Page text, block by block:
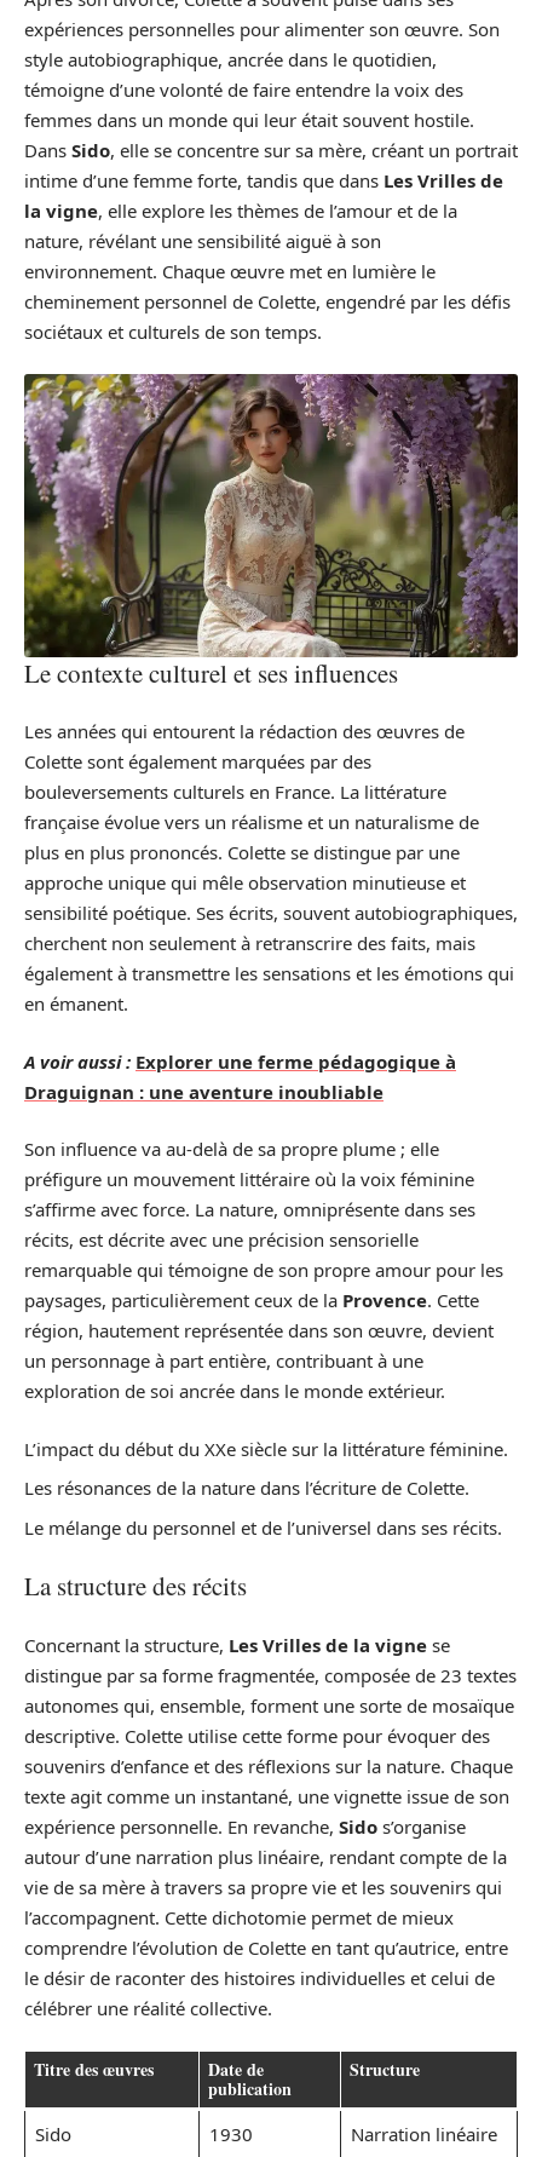
expériences personnelles pour alimenter son œuvre. Son
style autobiographique, ancrée dans le quotidien,
témoigne d’une volonté de faire entendre la voix des
femmes dans un monde qui leur était souvent hostile.
Dans Sido, elle se concentre sur sa mère, créant un portrait
intime d’une femme forte, tandis que dans Les Vrilles de
la vigne, elle explore les thèmes de l’amour et de la
nature, révélant une sensibilité aiguë à son
environnement. Chaque œuvre met en lumière le
cheminement personnel de Colette, engendré par les défis
sociétaux et culturels de son temps.
Le contexte culturel et ses influences
Les années qui entourent la rédaction des œuvres de
Colette sont également marquées par des
bouleversements culturels en France. La littérature
française évolue vers un réalisme et un naturalisme de
plus en plus prononcés. Colette se distingue par une
approche unique qui mêle observation minutieuse et
sensibilité poétique. Ses écrits, souvent autobiographiques,
cherchent non seulement à retranscrire des faits, mais
également à transmettre les sensations et les émotions qui
en émanent.
A voir aussi : Explorer une ferme pédagogique à
Draguignan : une aventure inoubliable
Son influence va au-delà de sa propre plume ; elle
préfigure un mouvement littéraire où la voix féminine
s’affirme avec force. La nature, omniprésente dans ses
récits, est décrite avec une précision sensorielle
remarquable qui témoigne de son propre amour pour les
paysages, particulièrement ceux de la Provence. Cette
région, hautement représentée dans son œuvre, devient
un personnage à part entière, contribuant à une
exploration de soi ancrée dans le monde extérieur.
L’impact du début du XXe siècle sur la littérature féminine.
Les résonances de la nature dans l’écriture de Colette.
Le mélange du personnel et de l’universel dans ses récits.
La structure des récits
Concernant la structure, Les Vrilles de la vigne se
distingue par sa forme fragmentée, composée de 23 textes
autonomes qui, ensemble, forment une sorte de mosaïque
descriptive. Colette utilise cette forme pour évoquer des
souvenirs d’enfance et des réflexions sur la nature. Chaque
texte agit comme un instantané, une vignette issue de son
expérience personnelle. En revanche, Sido s’organise
autour d’une narration plus linéaire, rendant compte de la
vie de sa mère à travers sa propre vie et les souvenirs qui
l’accompagnent. Cette dichotomie permet de mieux
comprendre l’évolution de Colette en tant qu’autrice, entre
le désir de raconter des histoires individuelles et celui de
célébrer une réalité collective.
Titre des œuvres Date de
publication
Structure
Sido 1930
Narration linéaire